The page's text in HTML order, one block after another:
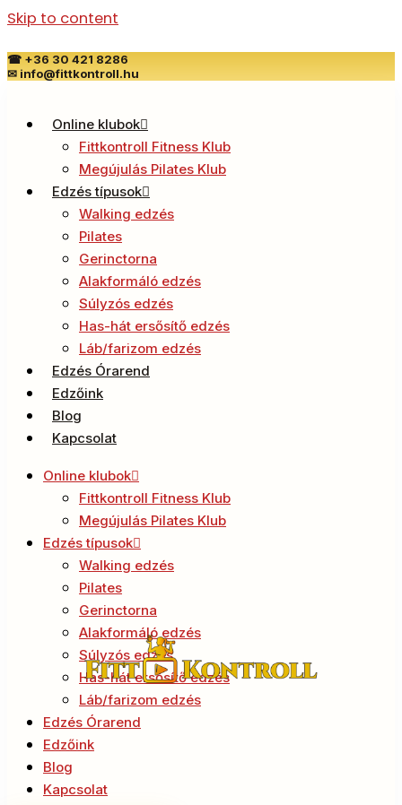
Skip to content
☎ +36 30 421 8286
✉ info@fittkontroll.hu
Online klubok
Fittkontroll Fitness Klub
Megújulás Pilates Klub
Edzés típusok
Walking edzés
Pilates
Gerinctorna
Alakformáló edzés
Súlyzós edzés
Has-hát ersősítő edzés
Láb/farizom edzés
Edzés Órarend
Edzőink
Blog
Kapcsolat
Online klubok
Fittkontroll Fitness Klub
Megújulás Pilates Klub
Edzés típusok
Walking edzés
Pilates
Gerinctorna
Alakformáló edzés
Súlyzós edzés
Has-hát ersősítő edzés
Láb/farizom edzés
Edzés Órarend
Edzőink
Blog
Kapcsolat